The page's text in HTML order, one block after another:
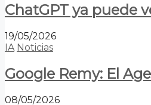
ChatGPT ya puede
19/05/2026
IA Noticias
Google Remy: El
08/05/2026